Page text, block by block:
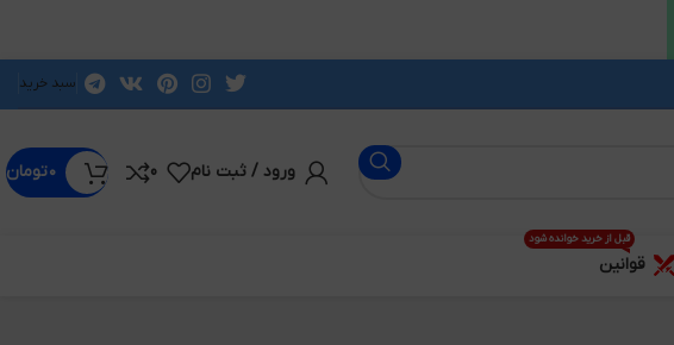
سبد خرید
ورود / ثبت نام 0 ۰تومان
قوانین
قبل از خرید خوانده شود